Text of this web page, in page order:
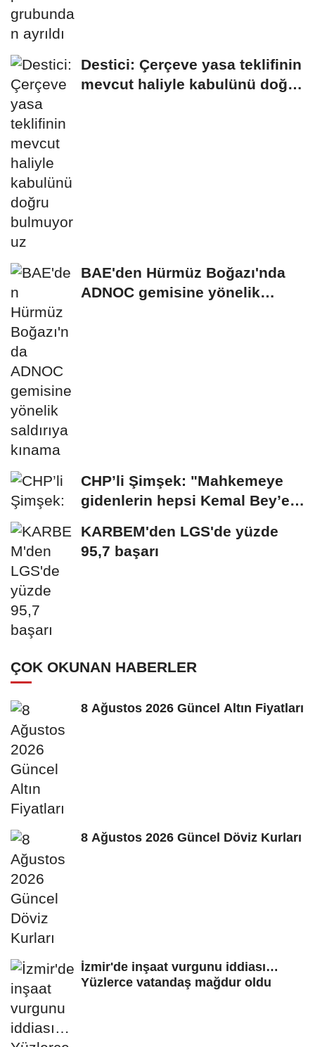
Destici: Çerçeve yasa teklifinin
mevcut haliyle kabulünü doğru
BAE'den Hürmüz Boğazı'nda
ADNOC gemisine yönelik
CHP’li Şimşek: "Mahkemeye
gidenlerin hepsi Kemal Bey’e
KARBEM'den LGS'de yüzde
95,7 başarı
ÇOK OKUNAN HABERLER
8 Ağustos 2026 Güncel Altın Fiyatları
8 Ağustos 2026 Güncel Döviz Kurları
İzmir'de inşaat vurgunu iddiası…
Yüzlerce vatandaş mağdur oldu